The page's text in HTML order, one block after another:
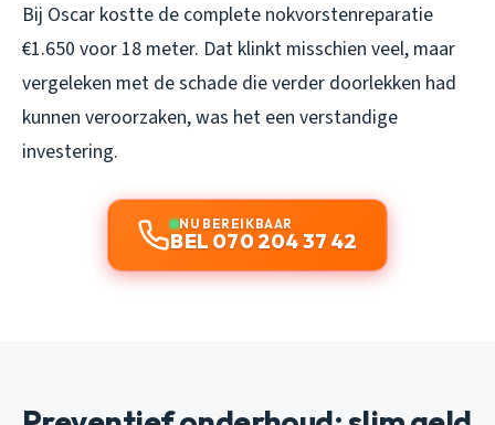
Bij Oscar kostte de complete nokvorstenreparatie
€1.650 voor 18 meter. Dat klinkt misschien veel, maar
vergeleken met de schade die verder doorlekken had
kunnen veroorzaken, was het een verstandige
investering.
NU BEREIKBAAR
BEL 070 204 37 42